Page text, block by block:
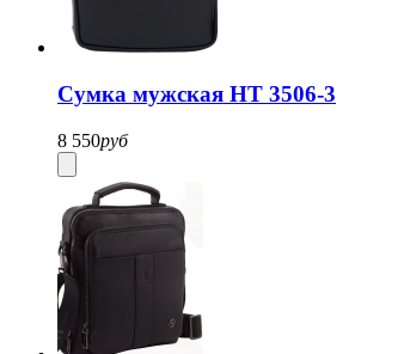
Сумка мужская HT 3506-3
8 550руб